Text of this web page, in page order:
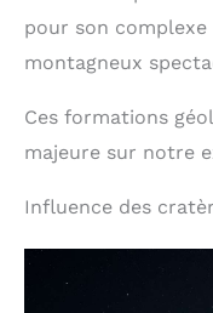
pour son
montagneux
Ces formations
majeure sur notre
Influence des